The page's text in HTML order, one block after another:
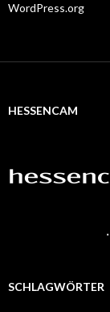
WordPress.org
HESSENCAM
SCHLAGWÖRTER